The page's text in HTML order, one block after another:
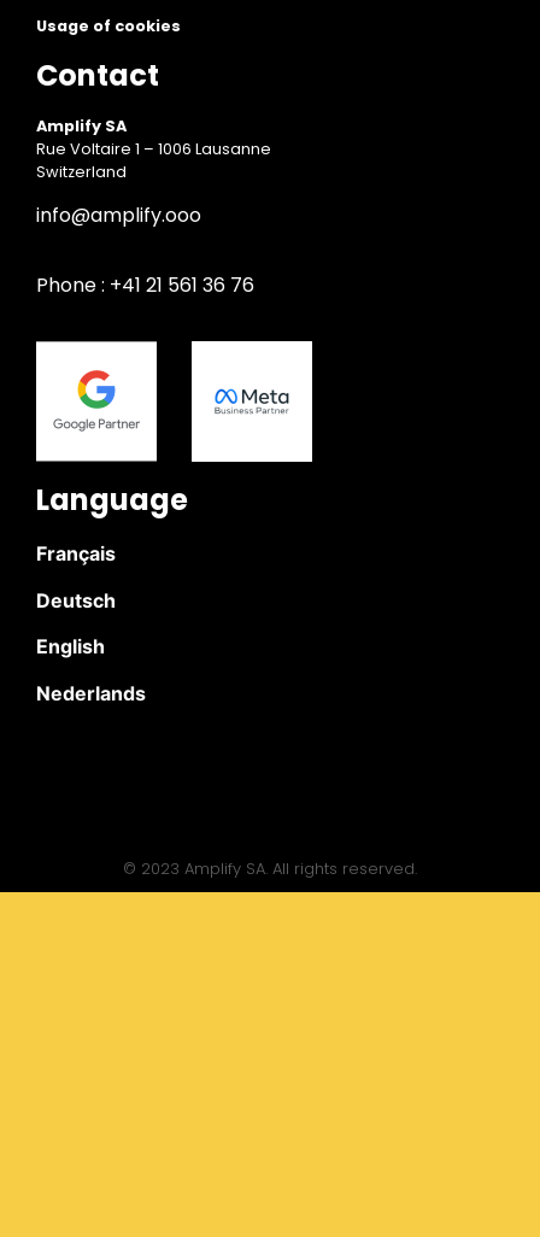
Usage of cookies
Contact
Amplify SA
Rue Voltaire 1 – 1006 Lausanne
Switzerland
info@amplify.ooo
Phone : +41 21 561 36 76
Language
Français
Deutsch
English
Nederlands
© 2023 Amplify SA. All rights reserved.